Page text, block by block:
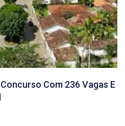
Com 236 Vagas E